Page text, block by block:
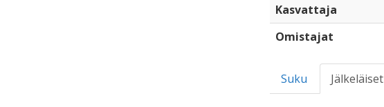
Kasvattaja
Omistajat
Suku Jälkeläiset